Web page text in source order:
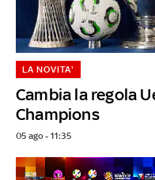
Cambia la regola
Champions
LA NOVITA'
05 ago - 11:35